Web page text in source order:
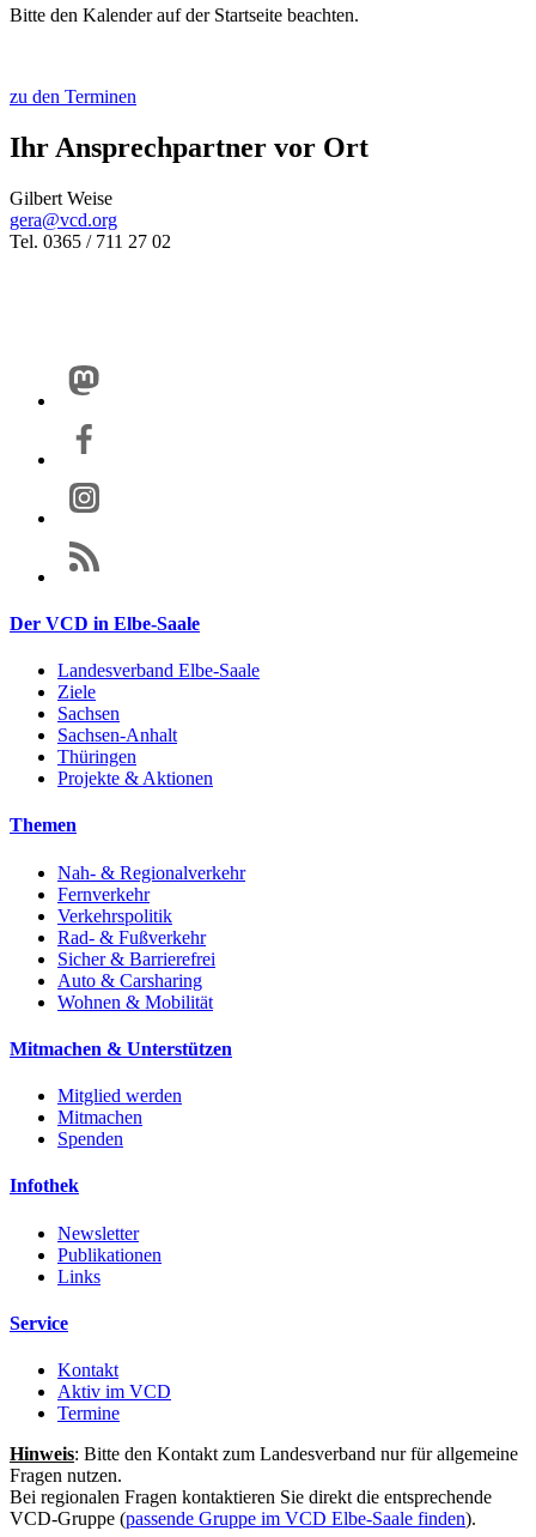
Bitte den Kalender auf der Startseite beachten.
zu den Terminen
Ihr Ansprechpartner vor Ort
Gilbert Weise
gera@vcd.org
Tel. 0365 / 711 27 02
Der VCD in Elbe-Saale
Landesverband Elbe-Saale
Ziele
Sachsen
Sachsen-Anhalt
Thüringen
Projekte & Aktionen
Themen
Nah- & Regionalverkehr
Fernverkehr
Verkehrspolitik
Rad- & Fußverkehr
Sicher & Barrierefrei
Auto & Carsharing
Wohnen & Mobilität
Mitmachen & Unterstützen
Mitglied werden
Mitmachen
Spenden
Infothek
Newsletter
Publikationen
Links
Service
Kontakt
Aktiv im VCD
Termine
Hinweis: Bitte den Kontakt zum Landesverband nur für allgemeine
Fragen nutzen.
Bei regionalen Fragen kontaktieren Sie direkt die entsprechende
VCD-Gruppe (passende Gruppe im VCD Elbe-Saale finden).